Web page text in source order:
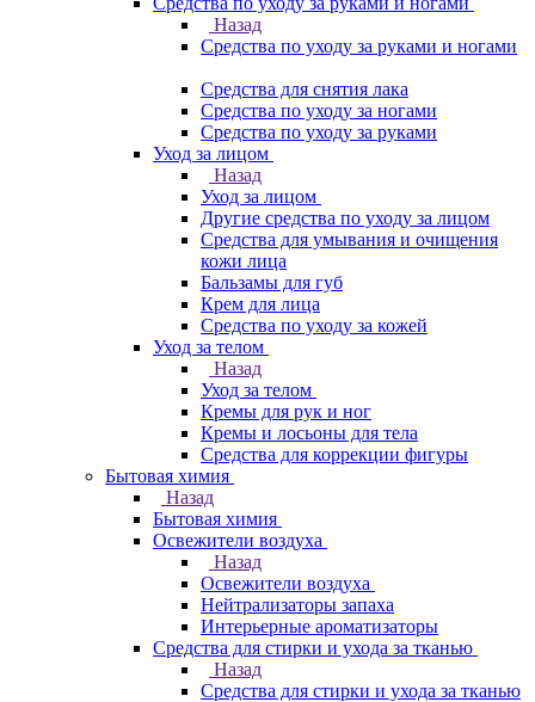
Назад
Средства по уходу за руками и ногами
Средства для снятия лака
Средства по уходу за ногами
Средства по уходу за руками
Уход за лицом
Назад
Уход за лицом
Другие средства по уходу за лицом
Средства для умывания и очищения
кожи лица
Бальзамы для губ
Крем для лица
Средства по уходу за кожей
Уход за телом
Назад
Уход за телом
Кремы для рук и ног
Кремы и лосьоны для тела
Средства для коррекции фигуры
Бытовая химия
Назад
Бытовая химия
Освежители воздуха
Назад
Освежители воздуха
Нейтрализаторы запаха
Интерьерные ароматизаторы
Средства для стирки и ухода за тканью
Назад
Средства для стирки и ухода за тканью